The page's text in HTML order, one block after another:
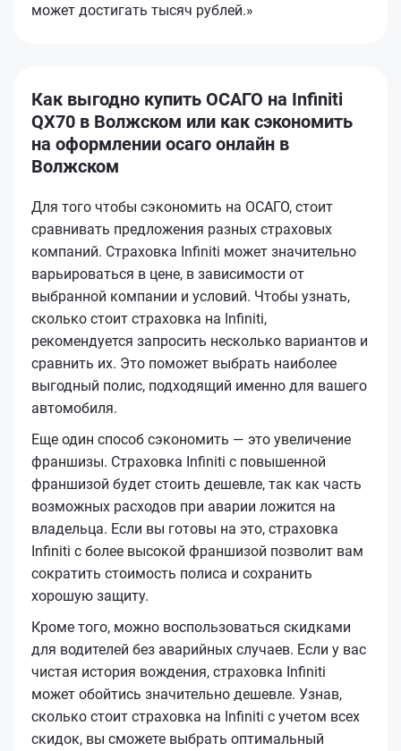
может достигать тысяч рублей.»
Как выгодно купить ОСАГО на Infiniti
QX70 в Волжском или как сэкономить
на оформлении осаго онлайн в
Волжском
Для того чтобы сэкономить на ОСАГО, стоит
сравнивать предложения разных страховых
компаний. Страховка Infiniti может значительно
варьироваться в цене, в зависимости от
выбранной компании и условий. Чтобы узнать,
сколько стоит страховка на Infiniti,
рекомендуется запросить несколько вариантов и
сравнить их. Это поможет выбрать наиболее
выгодный полис, подходящий именно для вашего
автомобиля.
Еще один способ сэкономить — это увеличение
франшизы. Страховка Infiniti с повышенной
франшизой будет стоить дешевле, так как часть
возможных расходов при аварии ложится на
владельца. Если вы готовы на это, страховка
Infiniti с более высокой франшизой позволит вам
сократить стоимость полиса и сохранить
хорошую защиту.
Кроме того, можно воспользоваться скидками
для водителей без аварийных случаев. Если у вас
чистая история вождения, страховка Infiniti
может обойтись значительно дешевле. Узнав,
сколько стоит страховка на Infiniti с учетом всех
скидок, вы сможете выбрать оптимальный